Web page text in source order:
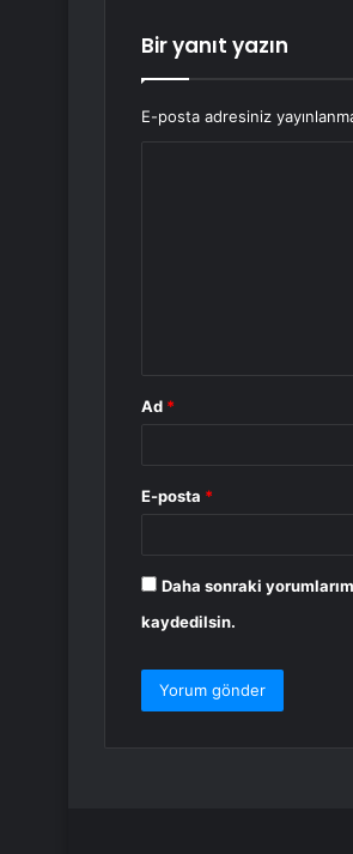
Bir yanıt yazın
E-posta adresiniz
Ad *
E-posta *
Daha sonraki
kaydedilsin.